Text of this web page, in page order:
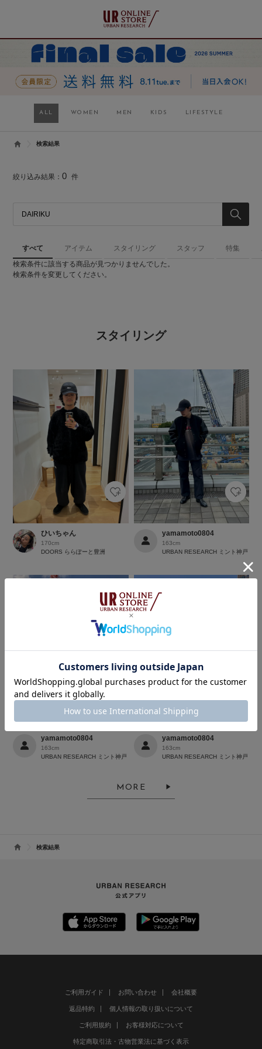
ALL WOMEN MEN KIDS LIFESTYLE
検索結果
絞り込み結果：0 件
すべて アイテム スタイリング スタッフ 特集
検索条件に該当する商品が見つかりませんでした。
検索条件を変更してください。
スタイリング
ひいちゃん
170cm
DOORS ららぽーと豊洲
yamamoto0804
163cm
URBAN RESEARCH ミント神戸
yamamoto0804
163cm
URBAN RESEARCH ミント神戸
yamamoto0804
163cm
URBAN RESEARCH ミント神戸
MORE
検索結果
ご利用ガイド お問い合わせ 会社概要
返品特約 個人情報の取り扱いについて
ご利用規約 お客様対応について
特定商取引法・古物営業法に基づく表示